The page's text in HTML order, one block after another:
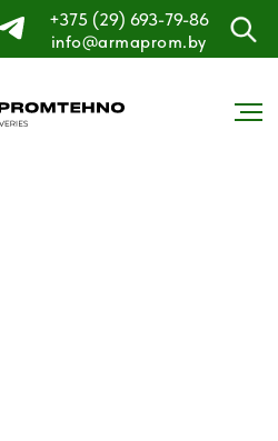
+375 (29) 693-79-86
info@armaprom.by
(29) 693-79-86